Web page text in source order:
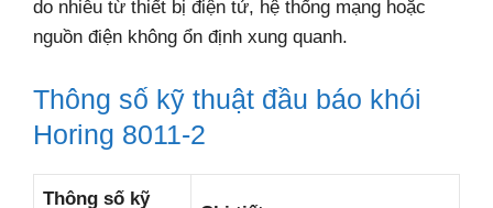
do nhiễu từ thiết bị điện tử, hệ thống mạng hoặc
nguồn điện không ổn định xung quanh.
Thông số kỹ thuật đầu báo khói
Horing 8011-2
Thông số kỹ